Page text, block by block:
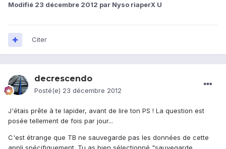
Modifié 23 décembre 2012 par Nyso riaperX U
Citer
decrescendo
Posté(e) 23 décembre 2012
J'étais prête à te lapider, avant de lire ton PS ! La question est
posée tellement de fois par jour...
C'est étrange que TB ne sauvegarde pas les données de cette